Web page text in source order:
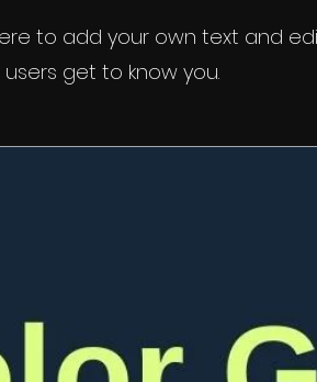
to add your own text and
users get to know you.